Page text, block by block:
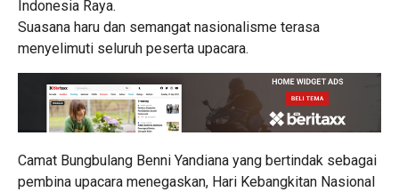
Indonesia Raya.
Suasana haru dan semangat nasionalisme terasa
menyelimuti seluruh peserta upacara.
Camat Bungbulang Benni Yandiana yang bertindak sebagai
pembina upacara menegaskan, Hari Kebangkitan Nasional